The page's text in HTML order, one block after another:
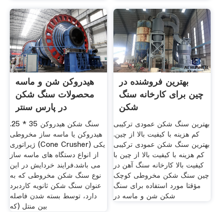
هیدروکن شن و ماسه
محصولات سنگ شکن
در پارس سنتر
سنگ شکن هیدروکن 35 * 25.
هیدروکن یا ماسه ساز مخروطی
ژیراتوری (Cone Crusher) یکی
از انواع دستگاه های ماسه ساز
می باشد.فرایند خردایش در این
نوع سنگ شکن مخروطی که به
عنوان سنگ شکن ثانویه کاردبرد
دارد، توسط بسته شدن فاصله
بین منتل (که
بهترین فروشنده در
چین برای کارخانه سنگ
شکن
بهترین سنگ شکن عمودی ترکیبی
کم هزینه با کیفیت بالا از چین.
بهترین سنگ شکن عمودی ترکیبی
کم هزینه با کیفیت بالا از چین با
کیفیت بالا کارخانه سنگ آهن در
چین سنگ شکن مخروطی کوچک
مؤقتا مورد استفاده برای سنگ
شکن شن و ماسه در